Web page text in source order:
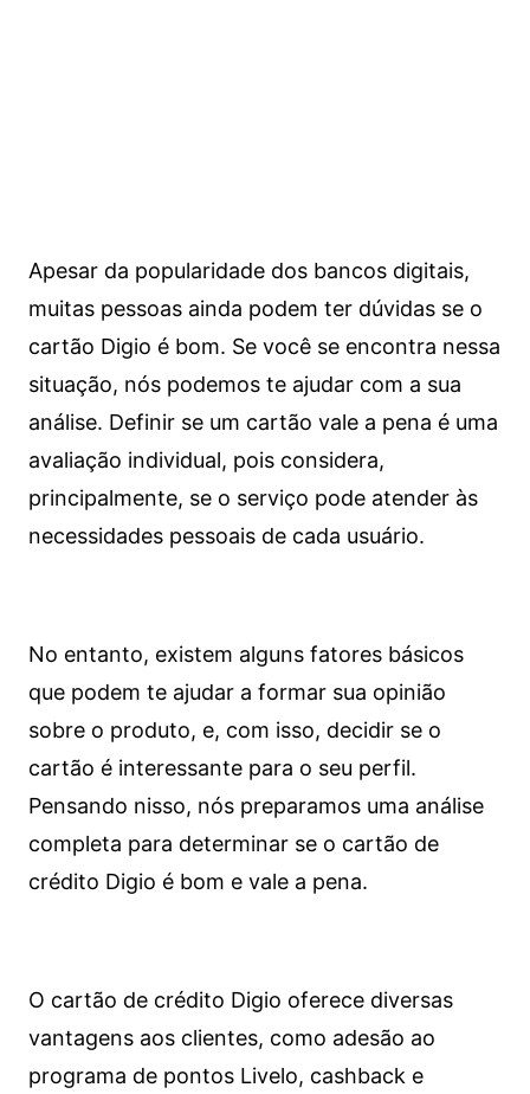
Apesar da popularidade dos bancos digitais,
muitas pessoas ainda podem ter dúvidas se o
cartão Digio é bom. Se você se encontra nessa
situação, nós podemos te ajudar com a sua
análise. Definir se um cartão vale a pena é uma
avaliação individual, pois considera,
principalmente, se o serviço pode atender às
necessidades pessoais de cada usuário.
No entanto, existem alguns fatores básicos
que podem te ajudar a formar sua opinião
sobre o produto, e, com isso, decidir se o
cartão é interessante para o seu perfil.
Pensando nisso, nós preparamos uma análise
completa para determinar se o cartão de
crédito Digio é bom e vale a pena.
O cartão de crédito Digio oferece diversas
vantagens aos clientes, como adesão ao
programa de pontos Livelo, cashback e